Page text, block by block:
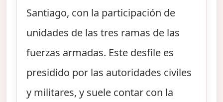
Santiago, con la participación de
unidades de las tres ramas de las
fuerzas armadas. Este desfile es
presidido por las autoridades civiles
y militares, y suele contar con la